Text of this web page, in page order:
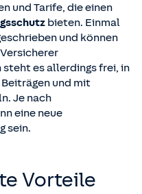
und Tarife, die einen
bieten. Einmal
und können
es allerdings frei, in
und mit
Je nach
eine neue
sein.
Vorteile